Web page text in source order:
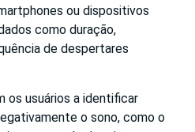
ou dispositivos
como duração,
de despertares
os usuários a identificar
o sono, como o